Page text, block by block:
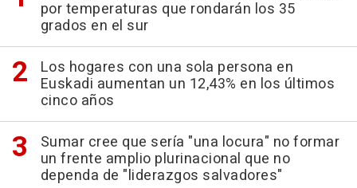
por temperaturas que rondarán los 35
grados en el sur
Los hogares con una sola persona en
Euskadi aumentan un 12,43% en los últimos
cinco años
Sumar cree que sería "una locura" no formar
un frente amplio plurinacional que no
dependa de "liderazgos salvadores"